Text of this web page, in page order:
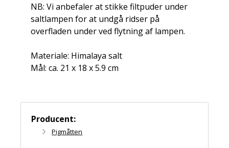
NB: Vi anbefaler at stikke filtpuder under
saltlampen for at undgå ridser på
overfladen under ved flytning af lampen.
Materiale: Himalaya salt
Mål: ca. 21 x 18 x 5.9 cm
Producent:
Pigmåtten